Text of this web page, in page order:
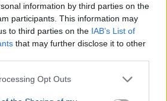
information by third parties on the
participants. This information may
to third parties on the IAB’s List of
that may further disclose it to other
Opt Outs
Az Amundi
kegyelmi